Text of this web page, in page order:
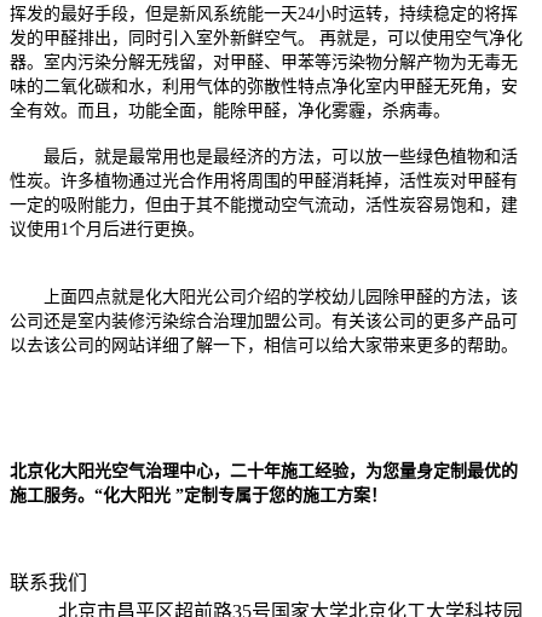
挥发的最好手段，但是新风系统能一天24小时运转，持续稳定的将挥
发的甲醛排出，同时引入室外新鲜空气。 再就是，可以使用空气净化
器。室内污染分解无残留，对甲醛、甲苯等污染物分解产物为无毒无
味的二氧化碳和水，利用气体的弥散性特点净化室内甲醛无死角，安
全有效。而且，功能全面，能除甲醛，净化雾霾，杀病毒。
最后，就是最常用也是最经济的方法，可以放一些绿色植物和活
性炭。许多植物通过光合作用将周围的甲醛消耗掉，活性炭对甲醛有
一定的吸附能力，但由于其不能搅动空气流动，活性炭容易饱和，建
议使用1个月后进行更换。
上面四点就是化大阳光公司介绍的学校幼儿园除甲醛的方法，该
公司还是室内装修污染综合治理加盟公司。有关该公司的更多产品可
以去该公司的网站详细了解一下，相信可以给大家带来更多的帮助。
北京化大阳光空气治理中心，二十年施工经验，为您量身定制最优的
施工服务。“化大阳光 ”定制专属于您的施工方案！
联系我们
北京市昌平区超前路35号国家大学北京化工大学科技园